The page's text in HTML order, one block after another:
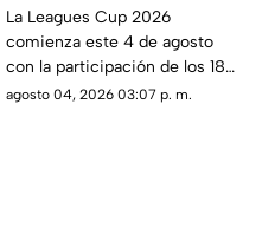
todo lo que debes saber
del torneo entre Liga
MX y MLS
La Leagues Cup 2026
comienza este 4 de agosto
con la participación de los 18
clubes de la Liga MX y los 18
agosto 04, 2026 03:07 p. m.